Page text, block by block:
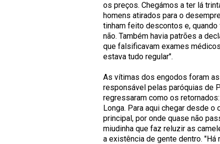
os preços. Chegámos a ter lá
homens atirados para o
tinham feito descontos e,
não. Também havia patrões a
que falsificavam exames
estava tudo regular".
As vítimas dos engodos foram
responsável pelas paróquias de
regressaram como os
Longa. Para aqui chegar desde
principal, por onde quase não
miudinha que faz reluzir as
a existência de gente dentro.